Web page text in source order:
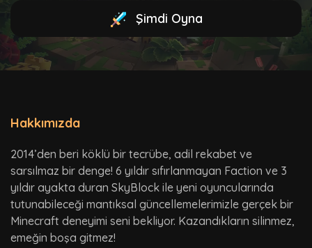
Şimdi Oyna
Hakkımızda
2014’den beri köklü bir tecrübe, adil rekabet ve
sarsılmaz bir denge! 6 yıldır sıfırlanmayan Faction ve 3
yıldır ayakta duran SkyBlock ile yeni oyuncularında
tutunabileceği mantıksal güncellemelerimizle gerçek bir
Minecraft deneyimi seni bekliyor. Kazandıkların silinmez,
emeğin boşa gitmez!